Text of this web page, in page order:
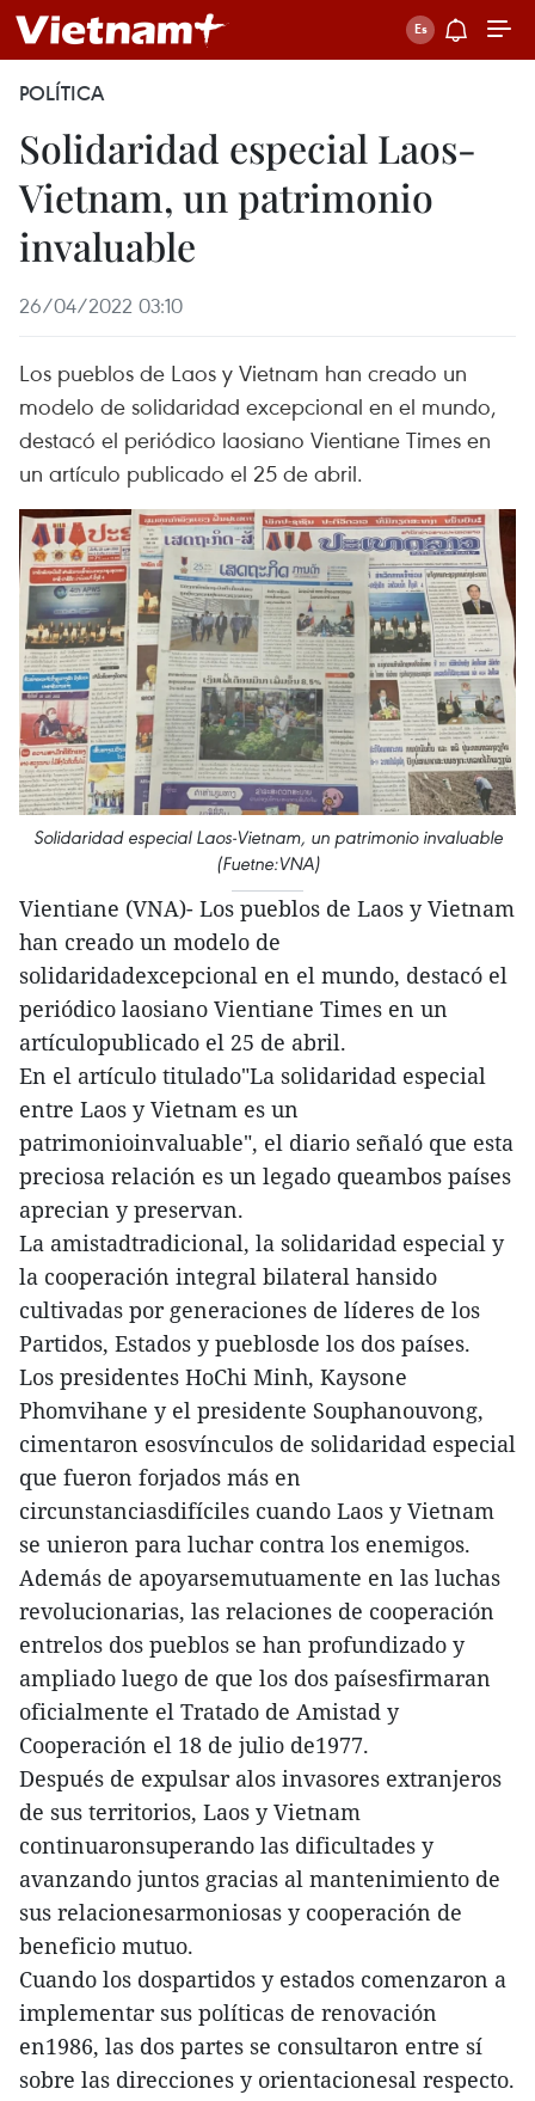
POLÍTICA
Solidaridad especial Laos-
Vietnam, un patrimonio
invaluable
26/04/2022 03:10
Los pueblos de Laos y Vietnam han creado un
modelo de solidaridad excepcional en el mundo,
destacó el periódico laosiano Vientiane Times en
un artículo publicado el 25 de abril.
Solidaridad especial Laos-Vietnam, un patrimonio invaluable
(Fuetne:VNA)
Vientiane (VNA)- Los pueblos de Laos y Vietnam
han creado un modelo de
solidaridadexcepcional en el mundo, destacó el
periódico laosiano Vientiane Times en un
artículopublicado el 25 de abril.
En el artículo titulado"La solidaridad especial
entre Laos y Vietnam es un
patrimonioinvaluable", el diario señaló que esta
preciosa relación es un legado queambos países
aprecian y preservan.
La amistadtradicional, la solidaridad especial y
la cooperación integral bilateral hansido
cultivadas por generaciones de líderes de los
Partidos, Estados y pueblosde los dos países.
Los presidentes HoChi Minh, Kaysone
Phomvihane y el presidente Souphanouvong,
cimentaron esosvínculos de solidaridad especial
que fueron forjados más en
circunstanciasdifíciles cuando Laos y Vietnam
se unieron para luchar contra los enemigos.
Además de apoyarsemutuamente en las luchas
revolucionarias, las relaciones de cooperación
entrelos dos pueblos se han profundizado y
ampliado luego de que los dos paísesfirmaran
oficialmente el Tratado de Amistad y
Cooperación el 18 de julio de1977.
Después de expulsar alos invasores extranjeros
de sus territorios, Laos y Vietnam
continuaronsuperando las dificultades y
avanzando juntos gracias al mantenimiento de
sus relacionesarmoniosas y cooperación de
beneficio mutuo.
Cuando los dospartidos y estados comenzaron a
implementar sus políticas de renovación
en1986, las dos partes se consultaron entre sí
sobre las direcciones y orientacionesal respecto.